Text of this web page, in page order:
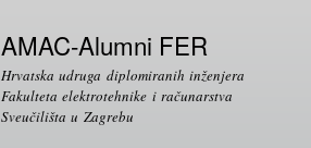
na
glavni
sadržaj
AMAC-Alumni FER
Hrvatska udruga diplomiranih inženjera
Fakulteta elektrotehnike i računarstva
Sveučilišta u Zagrebu